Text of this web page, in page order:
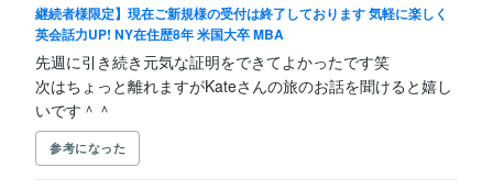
継続者様限定】現在ご新規様の受付は終了しております 気軽に楽しく
英会話力UP! NY在住歴8年 米国大卒 MBA
先週に引き続き元気な証明をできてよかったです笑
次はちょっと離れますがKateさんの旅のお話を聞けると嬉し
いです＾＾
参考になった